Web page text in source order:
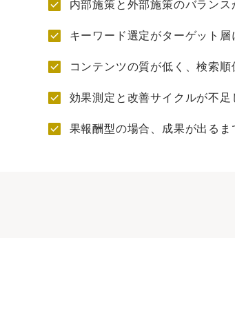
内部施策と外部施策のバランス
キーワード選定がターゲット
コンテンツの質が低く、検索順
効果測定と改善サイクルが不足
果報酬型の場合、成果が出るま